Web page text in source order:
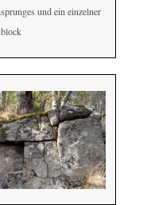
und ein einzelner